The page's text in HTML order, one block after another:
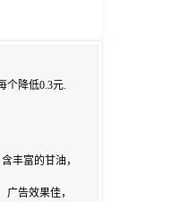
个降低0.3元.
丰富的甘油，
告效果佳，